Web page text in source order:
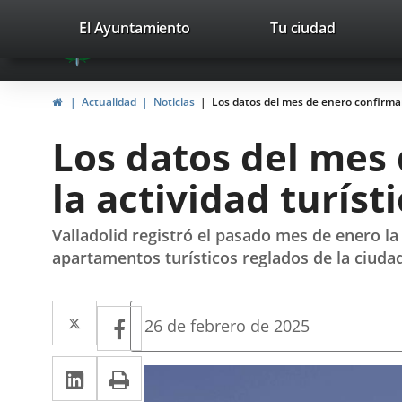
Portal
Web
del
Valladolid
avaTop
valladolid.es
El Ayuntamiento Tu ciudad
InicioActualidad Noticias Los datos del mes de enero
Los datos del
la actividad
Valladolid registró el pasado mes de enero
apartamentos turísticos reglados de la
Twitter
Enlace
a
una
Facebook
Enlace
a
una
LinkedIn
EnlaceImprimir
Fecha
la
26 de febrero de 2025